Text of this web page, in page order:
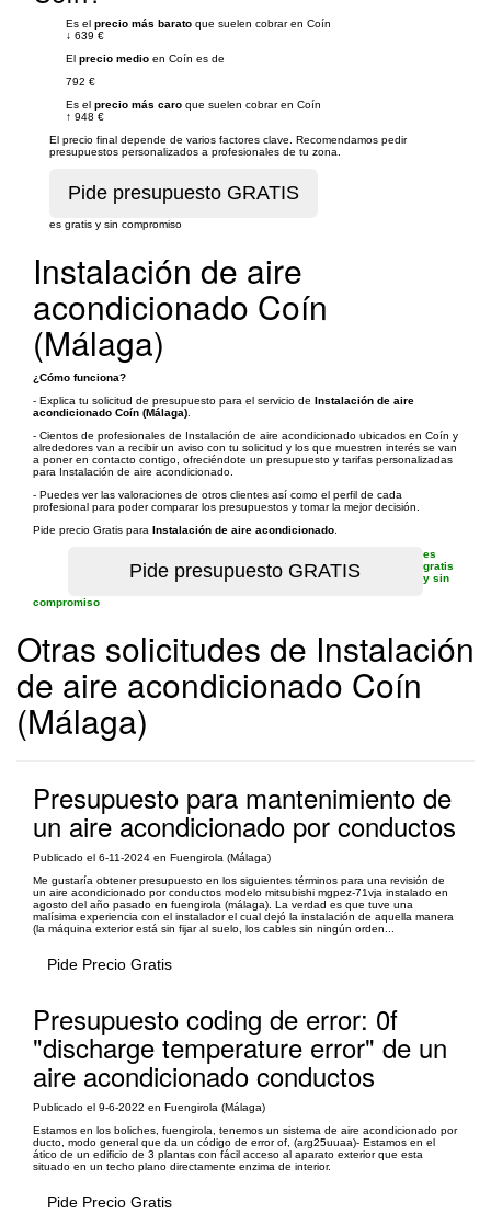
Es el precio más barato que suelen cobrar en Coín
↓ 639 €
El precio medio en Coín es de
792 €
Es el precio más caro que suelen cobrar en Coín
↑ 948 €
El precio final depende de varios factores clave. Recomendamos pedir
presupuestos personalizados a profesionales de tu zona.
es gratis y sin compromiso
Instalación de aire
acondicionado Coín
(Málaga)
¿Cómo funciona?
- Explica tu solicitud de presupuesto para el servicio de Instalación de aire
acondicionado Coín (Málaga)
- Cientos de profesionales de Instalación de aire acondicionado ubicados en Coín y
alrededores van a recibir un aviso con tu solicitud y los que muestren interés se van
a poner en contacto contigo, ofreciéndote un presupuesto y tarifas personalizadas
para Instalación de aire acondicionado.
- Puedes ver las valoraciones de otros clientes así como el perfil de cada
profesional para poder comparar los presupuestos y tomar la mejor decisión.
Pide precio Gratis para Instalación de aire acondicionado
es
gratis
y sin
compromiso
Otras solicitudes de Instalación
de aire acondicionado Coín
(Málaga)
Presupuesto para mantenimiento de
un aire acondicionado por conductos
Publicado el 6-11-2024 en Fuengirola (Málaga)
Me gustaría obtener presupuesto en los siguientes términos para una revisión de
un aire acondicionado por conductos modelo mitsubishi mgpez-71vja instalado en
agosto del año pasado en fuengirola (málaga). La verdad es que tuve una
malísima experiencia con el instalador el cual dejó la instalación de aquella manera
(la máquina exterior está sin fijar al suelo, los cables sin ningún orden...
Pide Precio Gratis
Presupuesto coding de error: 0f
"discharge temperature error" de un
aire acondicionado conductos
Publicado el 9-6-2022 en Fuengirola (Málaga)
Estamos en los boliches, fuengirola, tenemos un sistema de aire acondicionado por
ducto, modo general que da un código de error of, (arg25uuaa)- Estamos en el
ático de un edificio de 3 plantas con fácil acceso al aparato exterior que esta
situado en un techo plano directamente enzima de interior.
Pide Precio Gratis